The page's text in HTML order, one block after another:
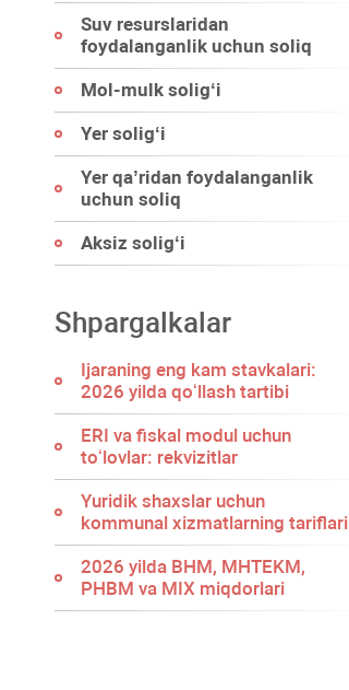
Suv resurslaridan
foydalanganlik uchun soliq
Mol-mulk soligʻi
Yer soligʻi
Yer qa’ridan foydalanganlik
uchun soliq
Aksiz soligʻi
Shpargalkalar
Ijaraning eng kam stavkalari:
2026 yilda qoʻllash tartibi
ERI va fiskal modul uchun
toʻlovlar: rekvizitlar
Yuridik shaхslar uchun
kommunal хizmatlarning tariflari
2026 yilda BHM, MHTEKM,
PHBM va MIX miqdorlari